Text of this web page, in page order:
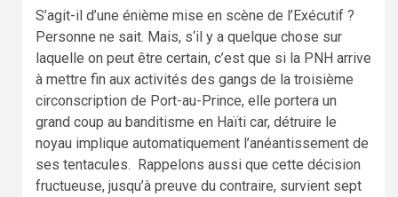
S’agit-il d’une énième mise en scène de l’Exécutif ?
Personne ne sait. Mais, s‘il y a quelque chose sur
laquelle on peut être certain, c’est que si la PNH arrive
à mettre fin aux activités des gangs de la troisième
circonscription de Port-au-Prince, elle portera un
grand coup au banditisme en Haïti car, détruire le
noyau implique automatiquement l’anéantissement de
ses tentacules. Rappelons aussi que cette décision
fructueuse, jusqu’à preuve du contraire, survient sept